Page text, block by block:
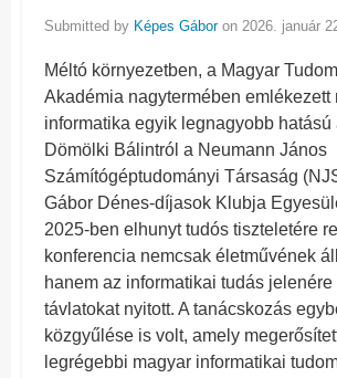
Submitted by Képes Gáboron 2026. január
Méltó környezetben, a Magyar
Akadémia nagytermében emlékezett
informatika egyik legnagyobb hatású
Dömölki Bálintról a Neumann János
Számítógéptudományi Társaság
Gábor Dénes-díjasok Klubja
2025-ben elhunyt tudós tiszteletére
konferencia nemcsak életművének
hanem az informatikai tudás
távlatokat nyitott. A tanácskozás
közgyűlése is volt, amely
legrégebbi magyar informatikai